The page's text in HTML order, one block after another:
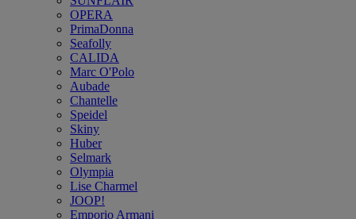
OPERA
PrimaDonna
Seafolly
CALIDA
Marc O'Polo
Aubade
Chantelle
Speidel
Skiny
Huber
Selmark
Olympia
Lise Charmel
JOOP!
Emporio Armani